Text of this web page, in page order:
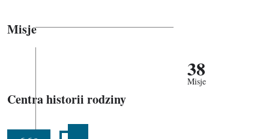
Misje
38
Misje
Centra historii rodziny